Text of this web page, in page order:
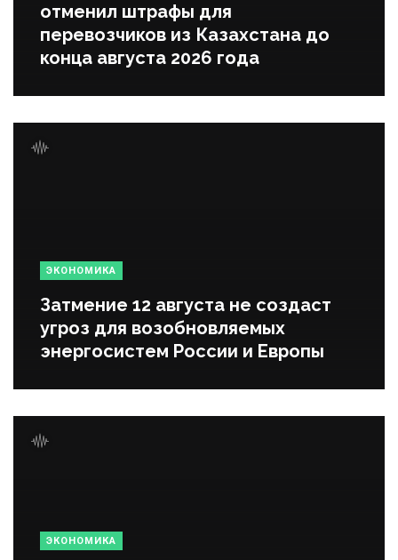
отменил штрафы для
перевозчиков из Казахстана до
конца августа 2026 года
ЭКОНОМИКА
Затмение 12 августа не создаст
угроз для возобновляемых
энергосистем России и Европы
ЭКОНОМИКА